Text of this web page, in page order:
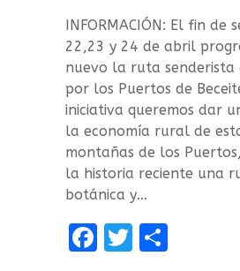
INFORMACIÓN: El fin de
22,23 y 24 de abril
nuevo la ruta senderista
por los Puertos de
iniciativa queremos dar
la economía rural de
montañas de los
la historia reciente una
botánica y…
F
T